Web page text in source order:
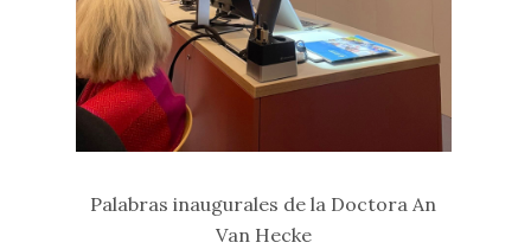
Palabras inaugurales de la Doctora An
Van Hecke